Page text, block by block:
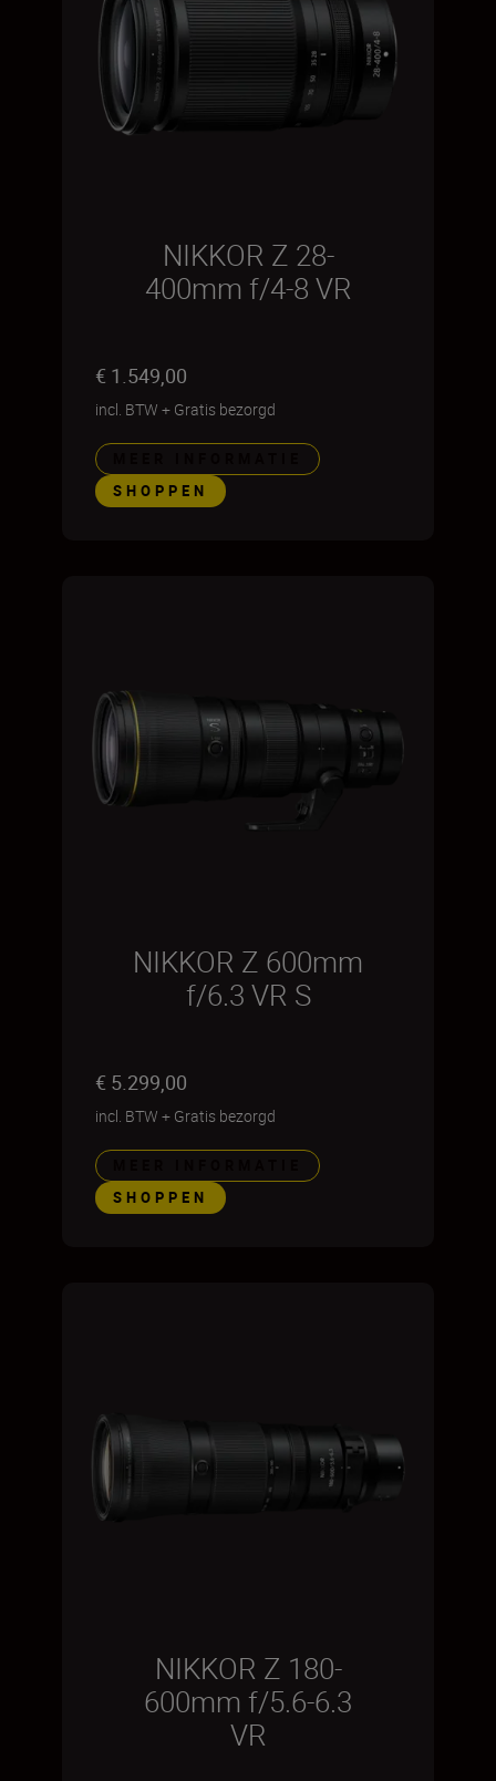
NIKKOR Z 28-
400mm f/4-8 VR
€ 1.549,00
incl. BTW + Gratis bezorgd
SHOPPEN
NIKKOR Z 600mm
f/6.3 VR S
€ 5.299,00
incl. BTW + Gratis bezorgd
SHOPPEN
NIKKOR Z 180-
600mm f/5.6-6.3
VR